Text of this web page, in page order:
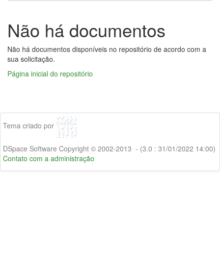
Não há documentos
Não há documentos disponíveis no repositório de acordo com a
sua solicitação.
Página inicial do repositório
Tema criado por
DSpace Software Copyright © 2002-2013 - (3.0 : 31/01/2022 14:00)
Contato com a administração